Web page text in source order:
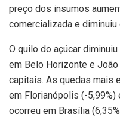
preço dos insumos
comercializada e diminuiu
O quilo do açúcar
em Belo Horizonte e
capitais. As quedas mais
em Florianópolis (-5,99%)
ocorreu em Brasília